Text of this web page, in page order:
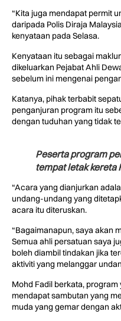
“Kita juga mendapat permit
daripada Polis Diraja
kenyataan pada Selasa.
Kenyataan itu sebagai
dikeluarkan Pejabat Ahli
sebelum ini mengenai
Katanya, pihak terbabit
penganjuran program itu
dengan tuduhan yang tidak
Peserta program
tempat letak kereta
“Acara yang dianjurkan
undang-undang yang
acara itu diteruskan.
“Bagaimanapun, saya akan
Semua ahli persatuan saya
boleh diambil tindakan jika
aktiviti yang melanggar
Mohd Fadil berkata,
mendapat sambutan yang
muda yang gemar dengan